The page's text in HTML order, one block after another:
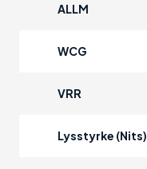
ALLM
WCG
VRR
Lysstyrke (Nits)